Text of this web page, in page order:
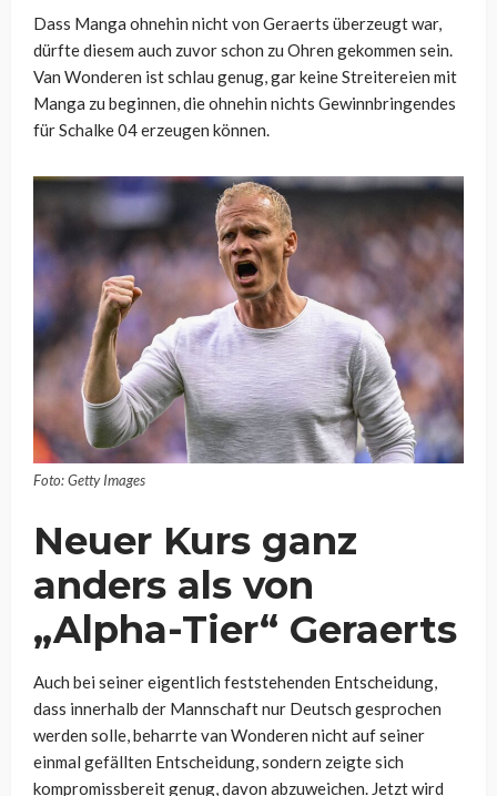
Dass Manga ohnehin nicht von Geraerts überzeugt war,
dürfte diesem auch zuvor schon zu Ohren gekommen sein.
Van Wonderen ist schlau genug, gar keine Streitereien mit
Manga zu beginnen, die ohnehin nichts Gewinnbringendes
für Schalke 04 erzeugen können.
Foto: Getty Images
Neuer Kurs ganz
anders als von
„Alpha-Tier“ Geraerts
Auch bei seiner eigentlich feststehenden Entscheidung,
dass innerhalb der Mannschaft nur Deutsch gesprochen
werden solle, beharrte van Wonderen nicht auf seiner
einmal gefällten Entscheidung, sondern zeigte sich
kompromissbereit genug, davon abzuweichen. Jetzt wird